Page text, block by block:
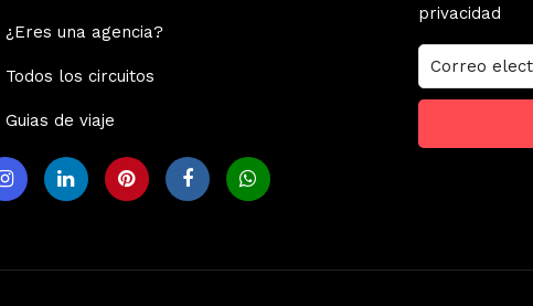
¿Eres una agencia?
Todos los circuitos
Guias de viaje
privacidad